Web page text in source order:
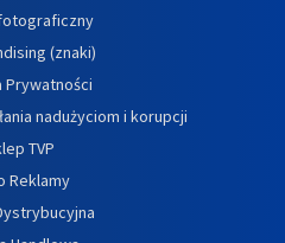
(znaki)
Prywatności
nadużyciom i korupcji
TVP
Reklamy